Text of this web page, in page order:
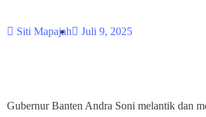
Siti Mapajah Juli 9, 2025
Gubernur Banten Andra Soni melantik dan